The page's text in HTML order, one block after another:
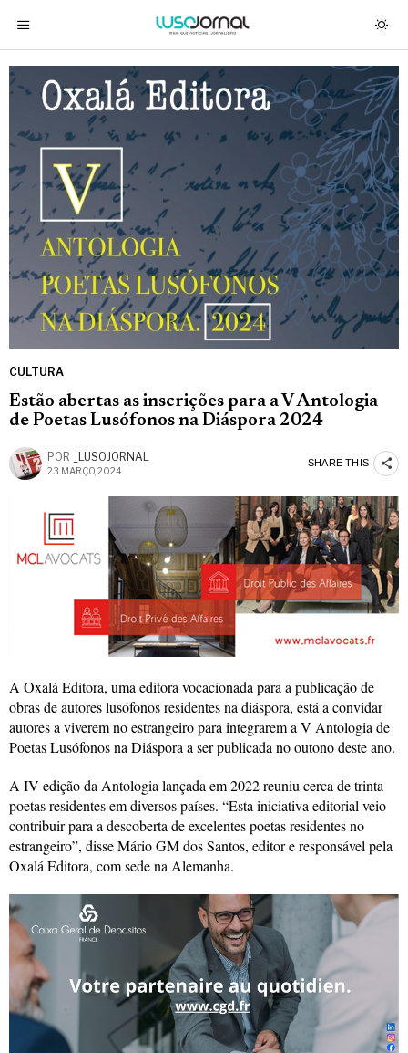
CULTURA
Estão abertas as inscrições para a V Antologia
de Poetas Lusófonos na Diáspora 2024
POR _LUSOJORNAL
23 MARÇO, 2024
SHARE THIS
A Oxalá Editora, uma editora vocacionada para a publicação de
obras de autores lusófonos residentes na diáspora, está a convidar
autores a viverem no estrangeiro para integrarem a V Antologia de
Poetas Lusófonos na Diáspora a ser publicada no outono deste ano.
A IV edição da Antologia lançada em 2022 reuniu cerca de trinta
poetas residentes em diversos países. “Esta iniciativa editorial veio
contribuir para a descoberta de excelentes poetas residentes no
estrangeiro”, disse Mário GM dos Santos, editor e responsável pela
Oxalá Editora, com sede na Alemanha.